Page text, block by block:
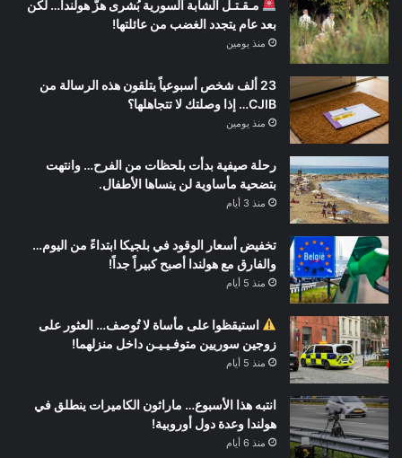
مـقـتـل الشابة السورية بُشرى هزّ هولندا… لكن
بعد عام يتجدد الغضب من عائلتها!
منذ يومين
23 ألف شخص أسبوعياً يتلقون هذه الرسالة من
CJIB… إذا وصلتك لا تتجاهلها؟
منذ يومين
رحلة صيفية بدأت بلحظات من الفرح… وانتهت
بتضحية مأساوية لن ينساها الأطفال.
منذ 3 أيام
تخفيض أسعار الوقود في بلجيكا ابتداءً من اليوم…
والفارق مع هولندا أصبح كبيراً جداً!
منذ 5 أيام
استيقظوا على مأساة لا تُوصف… العثور على
زوجين سوريين متوفـيـيـن داخل منزلهما!
منذ 5 أيام
انتبه هذا الأسبوع… ماراثون الكاميرات ينطلق في
هولندا وعدة دول أوروبية!
منذ 6 أيام